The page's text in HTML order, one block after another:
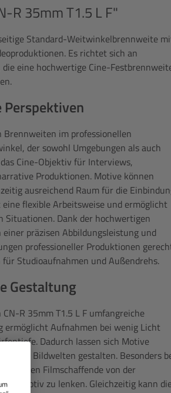
R 35mm T1.5 L F"
Standard-Weitwinkelbrennweite
Es richtet sich an
eine hochwertige Cine-
im professionellen
der sowohl Umgebungen als auch
Cine-Objektiv für Interviews,
Produktionen. Motive können
ausreichend Raum für die
flexible Arbeitsweise und ermöglicht
Dank der hochwertigen
präzisen Abbildungsleistung und
professioneller Produktionen
Studioaufnahmen und Außendrehs.
Gestaltung
R 35mm T1.5 L F umfangreiche
ermöglicht Aufnahmen bei wenig Licht
Dadurch lassen sich Motive
Bildwelten gestalten. Besonders
Filmschaffende von der
zu lenken. Gleichzeitig kann